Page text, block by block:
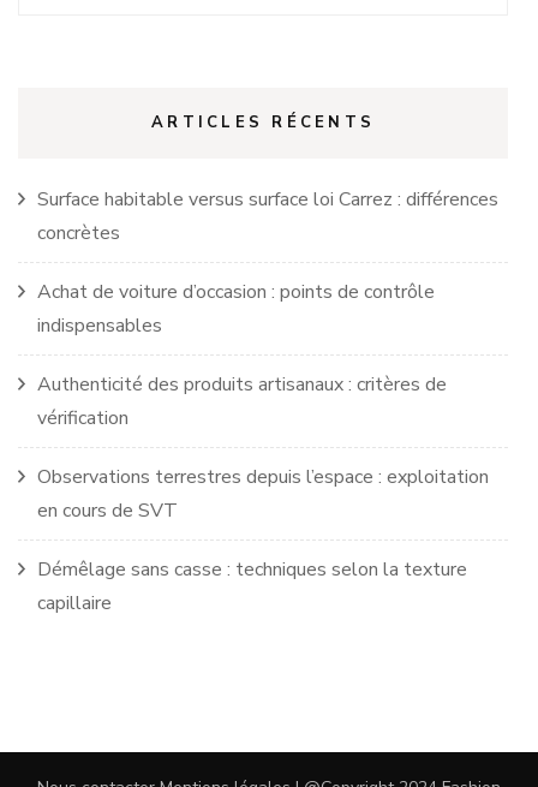
ARTICLES RÉCENTS
Surface habitable versus surface loi Carrez : différences
concrètes
Achat de voiture d’occasion : points de contrôle
indispensables
Authenticité des produits artisanaux : critères de
vérification
Observations terrestres depuis l’espace : exploitation
en cours de SVT
Démêlage sans casse : techniques selon la texture
capillaire